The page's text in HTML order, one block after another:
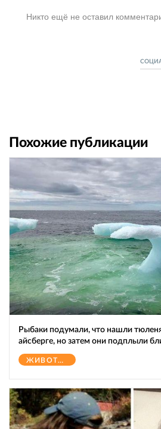
Никто ещё не оставил
Похожие публикации
Рыбаки подумали, что нашли
айсберге, но затем они подплыли
ЖИВОТНЫЕ